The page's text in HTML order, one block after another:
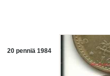
20 penniä 1984